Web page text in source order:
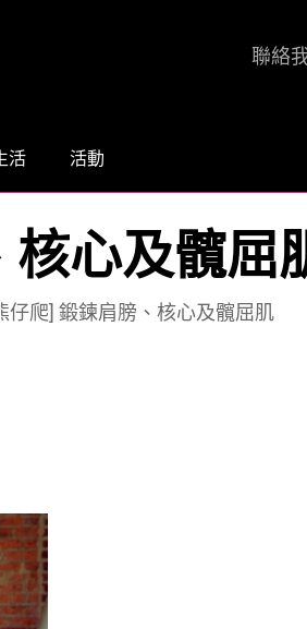
活 活動
聯絡
核心及髖屈
仔爬] 鍛鍊肩膀、核心及髖屈肌